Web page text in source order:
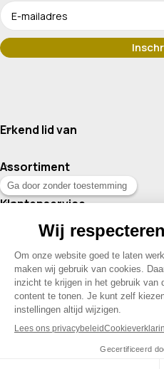
Erkend lid van
Assortiment
Klantenservice
Contact
© 2026 Drogisterij Het Geheim
Webdesign en hosting